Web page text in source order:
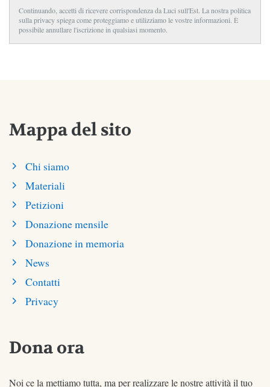
Continuando, accetti di ricevere corrispondenza da Luci sull'Est. La nostra politica
sulla privacy spiega come proteggiamo e utilizziamo le vostre informazioni. È
possibile annullare l'iscrizione in qualsiasi momento.
Mappa del sito
Chi siamo
Materiali
Petizioni
Donazione mensile
Donazione in memoria
News
Contatti
Privacy
Dona ora
Noi ce la mettiamo tutta, ma per realizzare le nostre attività il tuo